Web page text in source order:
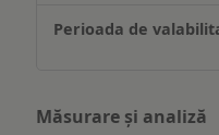
Măsurare și analiză